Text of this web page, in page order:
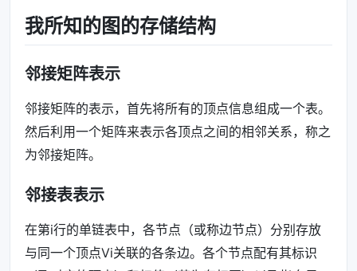
我所知的图的存储结构
邻接矩阵表示
邻接矩阵的表示，首先将所有的顶点信息组成一个表。
然后利用一个矩阵来表示各顶点之间的相邻关系，称之
为邻接矩阵。
邻接表表示
在第i行的单链表中，各节点（或称边节点）分别存放
与同一个顶点Vi关联的各条边。各个节点配有其标识